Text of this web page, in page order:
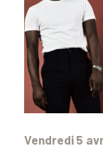
Vendredi 5